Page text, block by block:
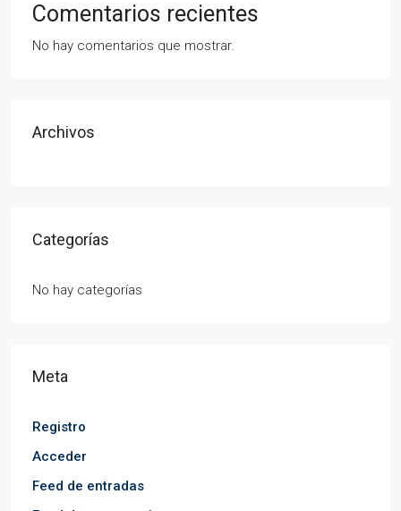
Comentarios recientes
No hay comentarios que mostrar.
Archivos
Categorías
No hay categorías
Meta
Registro
Acceder
Feed de entradas